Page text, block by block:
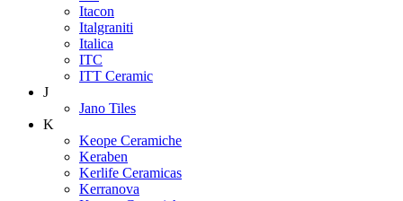
Itacon
Italgraniti
Italica
ITC
ITT Ceramic
J
Jano Tiles
K
Keope Ceramiche
Keraben
Kerlife Ceramicas
Kerranova